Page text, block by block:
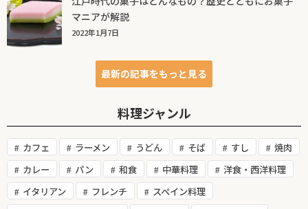
マニアが解説
2022年1月7日
最新の記事をもっと見る
料理ジャンル
カフェ ラーメン うどん そば すし
焼肉
カレー
パン 和食 中華料理
洋食・西洋料理
イタリアン
フレンチ
スペイン料理